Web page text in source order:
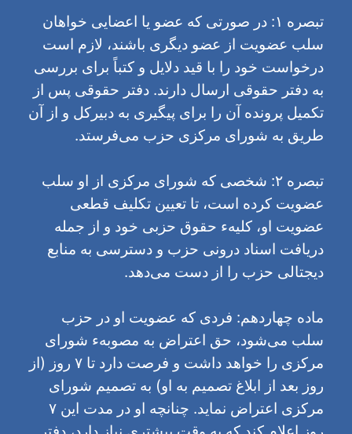
تبصره ۱: در صورتی که عضو یا اعضایی خواهان
سلب عضویت از عضو دیگری باشند، لازم است
درخواست خود را با قید دلایل و کتباً برای بررسی
به دفتر حقوقی ارسال دارند. دفتر حقوقی پس از
تکمیل پرونده آن را برای پیگیری به دبیرکل و از آن
طریق به شورای مرکزی حزب می‌فرستد.
تبصره ۲: شخصی که شورای مرکزی از او سلب
عضویت کرده است، تا تعیین تکلیف قطعی
عضویت او، کلیهء حقوق حزبی خود و از جمله
دریافت اسناد درونی حزب و دسترسی به منابع
دیجتالی حزب را از دست می‌دهد.
ماده چهاردهم: فردی که عضویت‌ او در حزب
سلب می‌شود، حق اعتراض به مصوبهء شورای
مرکزی را خواهد داشت و فرصت دارد تا ٧ روز (از
روز بعد از ابلاغ تصمیم به او) به تصمیم شورای
مرکزی اعتراض نماید. چنانچه او در مدت این ٧